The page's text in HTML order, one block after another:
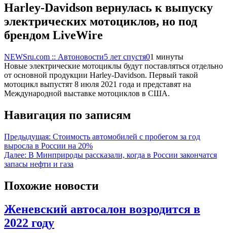
Harley-Davidson вернулась к выпуску
электрических мотоциклов, но под
брендом LiveWire
NEWSru.com :: Автоновости5 лет спустя01 минуты
Новые электрические мотоциклы будут поставляться отдельно
от основной продукции Harley-Davidson. Первый такой
мотоцикл выпустят 8 июля 2021 года и представят на
Международной выставке мотоциклов в США.
Навигация по записям
Предыдущая: Стоимость автомобилей с пробегом за год
выросла в России на 20%
Далее: В Минприроды рассказали, когда в России закончатся
запасы нефти и газа
Похожие новости
Женевский автосалон возродится в
2022 году